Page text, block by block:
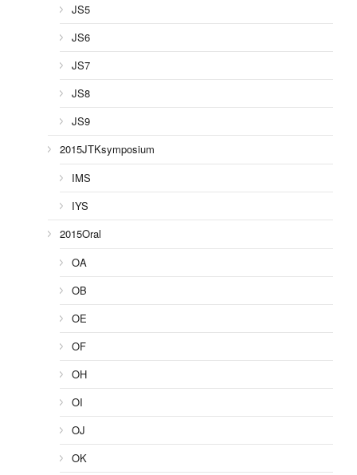
JS5
JS6
JS7
JS8
JS9
2015JTKsymposium
IMS
IYS
2015Oral
OA
OB
OE
OF
OH
OI
OJ
OK